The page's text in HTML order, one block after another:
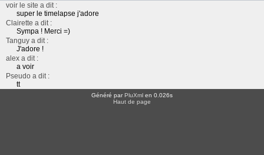
voir le site a dit :
super le timelapse j'adore
Clairette a dit :
Sympa ! Merci =)
Tanguy a dit :
J'adore !
alex a dit :
a voir
Pseudo a dit :
tt
Généré parPluXml en 0.026s
Haut de page